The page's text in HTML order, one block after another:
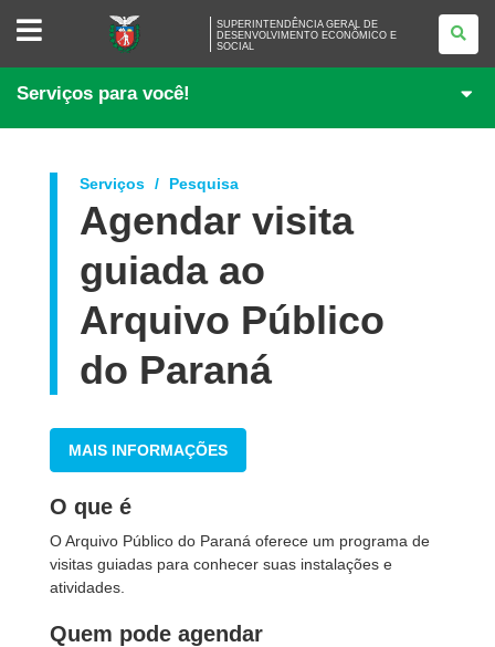
SUPERINTENDÊNCIA
DESENVOLVIMENTO
ECONÔMICO
E
SUPERINTENDÊNCIA GERAL DE
DESENVOLVIMENTO ECONÔMICO E
SOCIAL
Serviços para você!
Serviços Pesquisa
Agendar visita
guiada ao
Arquivo Público
do Paraná
MAIS INFORMAÇÕES
O que é
O Arquivo Público do Paraná oferece um programa de
visitas guiadas para conhecer suas instalações e
atividades.
Quem pode agendar